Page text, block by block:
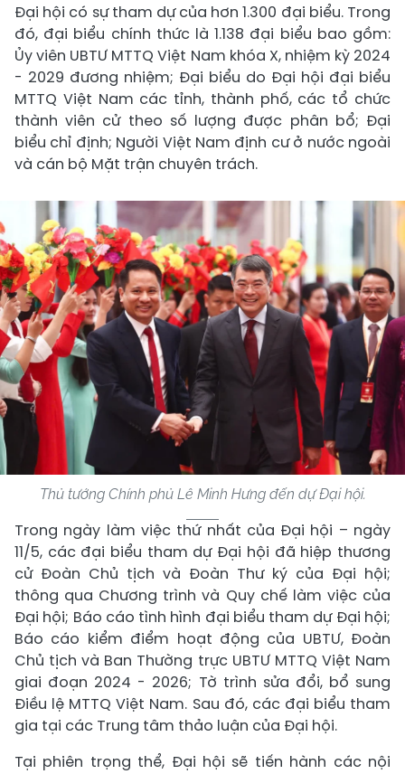
Đại hội có sự tham dự của hơn 1.300 đại biểu. Trong
đó, đại biểu chính thức là 1.138 đại biểu bao gồm:
Ủy viên UBTƯ MTTQ Việt Nam khóa X, nhiệm kỳ 2024
- 2029 đương nhiệm; Đại biểu do Đại hội đại biểu
MTTQ Việt Nam các tỉnh, thành phố, các tổ chức
thành viên cử theo số lượng được phân bổ; Đại
biểu chỉ định; Người Việt Nam định cư ở nước ngoài
và cán bộ Mặt trận chuyên trách.
Thủ tướng Chính phủ Lê Minh Hưng đến dự Đại hội.
Trong ngày làm việc thứ nhất của Đại hội – ngày
11/5, các đại biểu tham dự Đại hội đã hiệp thương
cử Đoàn Chủ tịch và Đoàn Thư ký của Đại hội;
thông qua Chương trình và Quy chế làm việc của
Đại hội; Báo cáo tình hình đại biểu tham dự Đại hội;
Báo cáo kiểm điểm hoạt động của UBTƯ, Đoàn
Chủ tịch và Ban Thường trực UBTƯ MTTQ Việt Nam
giai đoạn 2024 - 2026; Tờ trình sửa đổi, bổ sung
Điều lệ MTTQ Việt Nam. Sau đó, các đại biểu tham
gia tại các Trung tâm thảo luận của Đại hội.
Tại phiên trọng thể, Đại hội sẽ tiến hành các nội